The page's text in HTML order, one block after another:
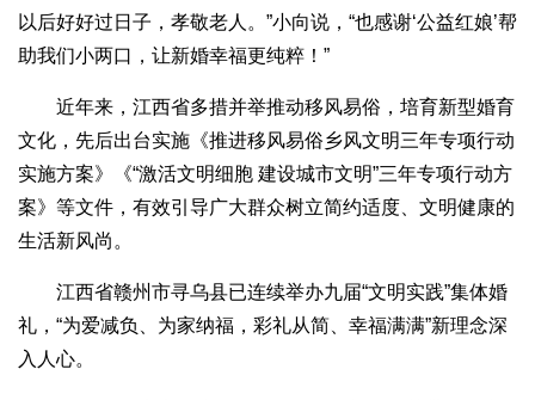
以后好好过日子，孝敬老人。”小向说，“也感谢‘公益红娘’帮
助我们小两口，让新婚幸福更纯粹！”
近年来，江西省多措并举推动移风易俗，培育新型婚育
文化，先后出台实施《推进移风易俗乡风文明三年专项行动
实施方案》《“激活文明细胞 建设城市文明”三年专项行动方
案》等文件，有效引导广大群众树立简约适度、文明健康的
生活新风尚。
江西省赣州市寻乌县已连续举办九届“文明实践”集体婚
礼，“为爱减负、为家纳福，彩礼从简、幸福满满”新理念深
入人心。